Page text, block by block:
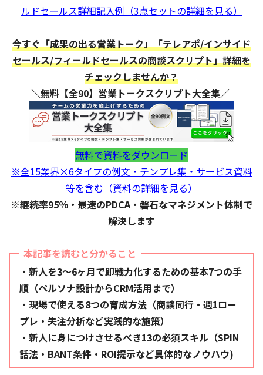
ルドセールス詳細記入例（3点セットの詳細を見る）
今すぐ「成果の出る営業トーク」「テレアポ/インサイド
セールス/フィールドセールスの商談スクリプト」詳細を
チェックしませんか？
＼無料【全90】営業トークスクリプト大全集／
無料で資料をダウンロード
※全15業界×6タイプの例文・テンプレ集・サービス資料
等を含む（資料の詳細を見る）
※継続率95％・最速のPDCA・磐石なマネジメント体制で
解決します
本記事を読むと分かること
・新人を3〜6ヶ月で即戦力化するための基本7つの手
順（ペルソナ設計からCRM活用まで）
・現場で使える8つの育成方法（商談同行・週1ロー
プレ・失注分析など実践的な施策）
・新人に身につけさせるべき13の必須スキル（SPIN
話法・BANT条件・ROI提示など具体的なノウハウ)